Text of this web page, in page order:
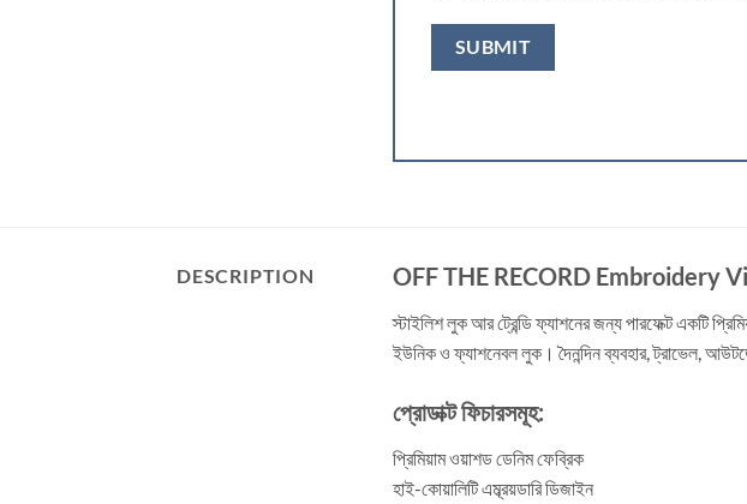
DESCRIPTION OFF THE RECORD Embroidery
স্টাইলিশ লুক আর ট্রেন্ডি ফ্যাশনের জন্য পারফেক্ট একটি
ইউনিক ও ফ্যাশনেবল লুক। দৈনন্দিন ব্যবহার, ট্রাভেল,
প্রোডাক্ট ফিচারসমূহ:
প্রিমিয়াম ওয়াশড ডেনিম ফেব্রিক
হাই-কোয়ালিটি এম্ব্রয়ডারি ডিজাইন